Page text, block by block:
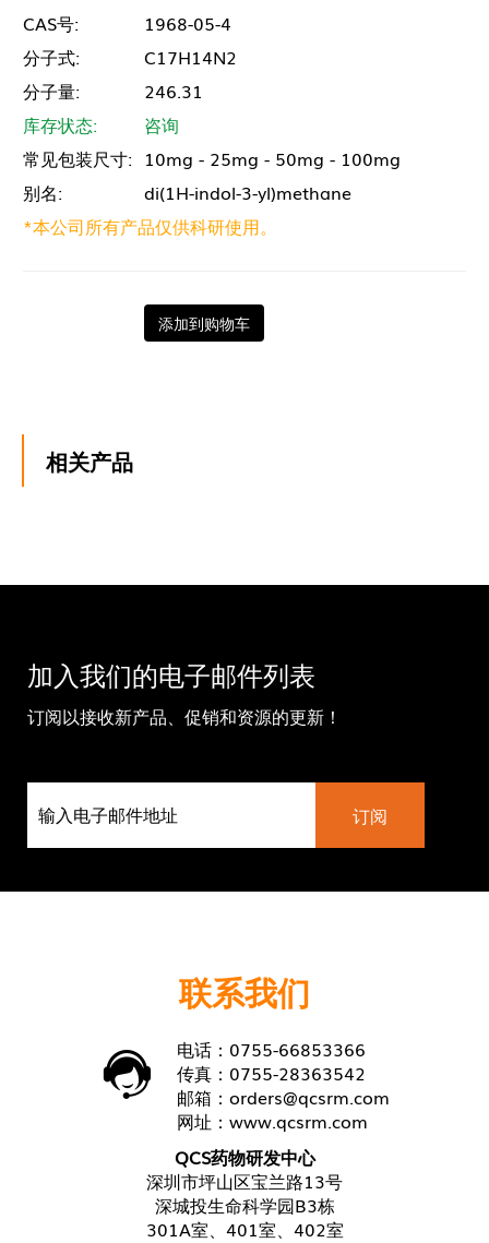
CAS号:
1968-05-4
分子式:
C17H14N2
分子量:
246.31
库存状态:
咨询
常见包装尺寸: 10mg - 25mg - 50mg - 100mg
别名:
di(1H-indol-3-yl)methane
*本公司所有产品仅供科研使用。
添加到购物车
相关产品
加入我们的电子邮件列表
订阅以接收新产品、促销和资源的更新！
联系我们
电话：0755-66853366
传真：0755-28363542
邮箱： orders@qcsrm.com
网址： www.qcsrm.com
QCS药物研发中心
深圳市坪山区宝兰路13号
深城投生命科学园B3栋
301A室、401室、402室